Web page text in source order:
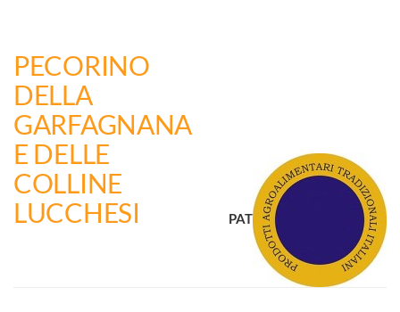
PECORINO
DELLA
GARFAGNANA
E DELLE
COLLINE
LUCCHESI
PAT